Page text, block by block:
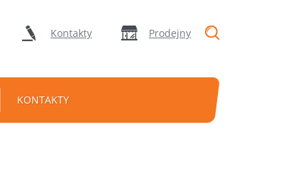
Kontakty Prodejny
KONTAKTY